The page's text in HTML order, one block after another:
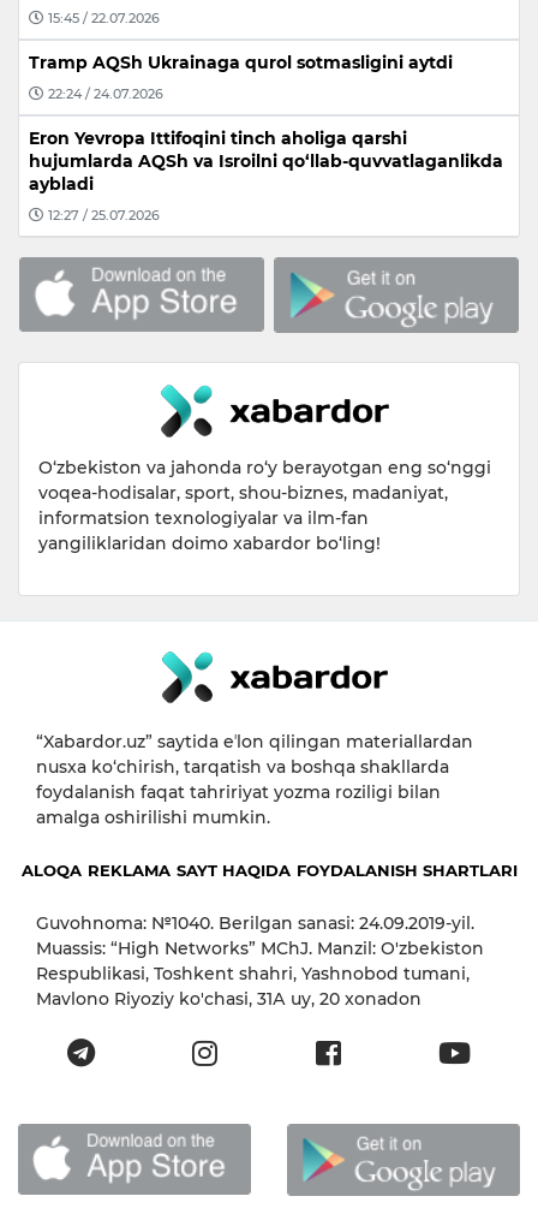
15:45 / 22.07.2026
Tramp AQSh Ukrainaga qurol sotmasligini aytdi
22:24 / 24.07.2026
Eron Yevropa Ittifoqini tinch aholiga qarshi
hujumlarda AQSh va Isroilni qo‘llab-quvvatlaganlikda
aybladi
12:27 / 25.07.2026
O‘zbekiston va jahonda ro‘y berayotgan eng so‘nggi
voqea-hodisalar, sport, shou-biznes, madaniyat,
informatsion texnologiyalar va ilm-fan
yangiliklaridan doimo xabardor bo‘ling!
“Xabardor.uz” saytida eʼlon qilingan materiallardan
nusxa ko‘chirish, tarqatish va boshqa shakllarda
foydalanish faqat tahririyat yozma roziligi bilan
amalga oshirilishi mumkin.
ALOQA REKLAMA SAYT HAQIDA FOYDALANISH SHARTLARI
Guvohnoma: №1040. Berilgan sanasi: 24.09.2019-yil.
Muassis: “High Networks” MChJ. Manzil: O'zbekiston
Respublikasi, Toshkent shahri, Yashnobod tumani,
Mavlono Riyoziy ko'chasi, 31А uy, 20 xonadon